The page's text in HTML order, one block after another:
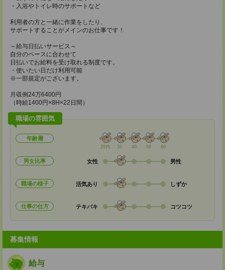
・入浴やトイレ時のサポートなど
利用者の方と一緒に作業をしたり、
サポートすることがメインのお仕事です！
～給与日払いサービス～
自分のペースに合わせて
日払いでお給料を受け取れる制度です。
・使いたい日だけ利用可能
※一部規定がございます。
月収例24万6400円
（時給1400円×8H×22日間）
職場の雰囲気
年齢層
20代 30 40 50 60
男女比率 女性 男性
職場の様子 活気あり しずか
仕事の仕方 テキパキ コツコツ
募集情報
給与